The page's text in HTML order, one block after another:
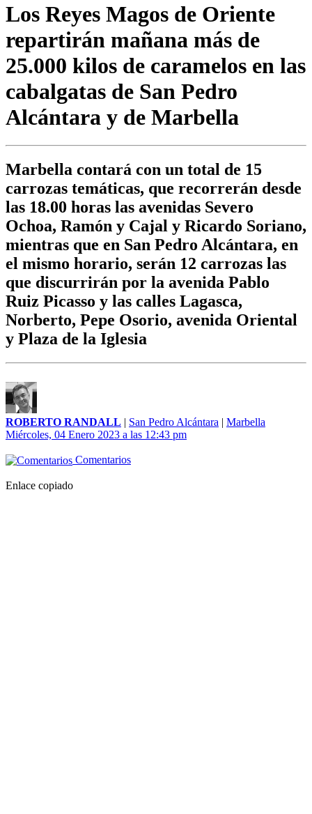
Los Reyes Magos de Oriente
repartirán mañana más de
25.000 kilos de caramelos en las
cabalgatas de San Pedro
Alcántara y de Marbella
Marbella contará con un total de 15
carrozas temáticas, que recorrerán desde
las 18.00 horas las avenidas Severo
Ochoa, Ramón y Cajal y Ricardo Soriano,
mientras que en San Pedro Alcántara, en
el mismo horario, serán 12 carrozas las
que discurrirán por la avenida Pablo
Ruiz Picasso y las calles Lagasca,
Norberto, Pepe Osorio, avenida Oriental
y Plaza de la Iglesia
ROBERTO RANDALL | San Pedro Alcántara | Marbella
Miércoles, 04 Enero 2023 a las 12:43 pm
Comentarios
Enlace copiado